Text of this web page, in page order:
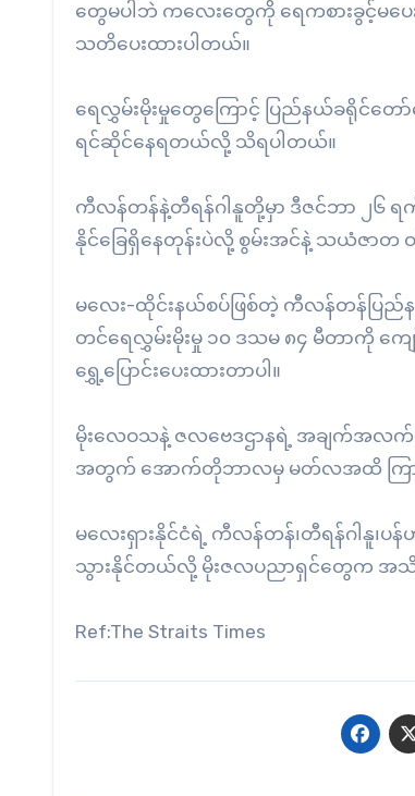
တွေမပါဘဲ ကလေးတွေကို ရေကစားခွင့်
သတိပေးထားပါတယ်။
ရေလွှမ်းမိုးမှုတွေကြောင့် ပြည်နယ်ခရိုင်တ
ရင်ဆိုင်နေရတယ်လို့ သိရပါတယ်။
ကီလန်တန်နဲ့တီရန်ဂါနူတို့မှာ ဒီဇင်ဘာ ၂၆ ရက်
နိုင်ခြေရှိနေတုန်းပဲလို့ စွမ်းအင်နဲ့ သယံဇာတ
မလေး-ထိုင်းနယ်စပ်ဖြစ်တဲ့ ကီလန်တန်ပြည်န
တင်ရေလွှမ်းမိုးမှု ၁၀ ဒသမ ၈၄ မီတာကို က
ရွှေ့ပြောင်းပေးထားတာပါ။
မိုးလေဝသနဲ့ ဇလဗေဒဌာနရဲ့ အချက်အလ
အတွက် အောက်တိုဘာလမှ မတ်လအထိ ကြာ
မလေးရှားနိုင်ငံရဲ့ ကီလန်တန်၊တီရန်ဂါနူ၊
သွားနိုင်တယ်လို့ မိုးဇလပညာရှင်တွေက အသိ
Ref:The Straits Times